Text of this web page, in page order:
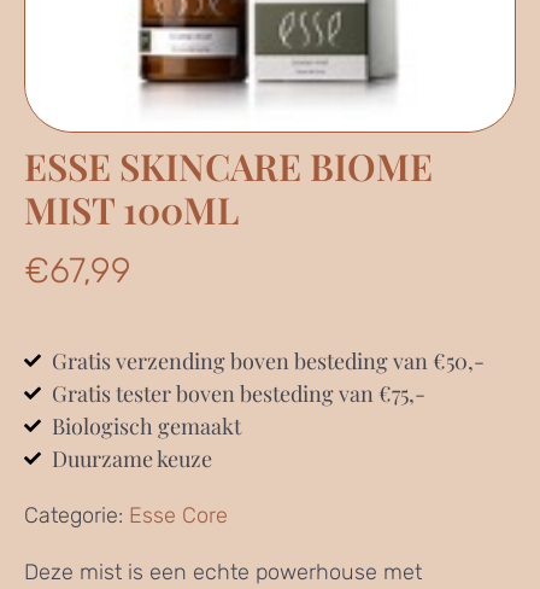
ESSE SKINCARE BIOME
MIST 100ML
€67,99
Gratis verzending boven besteding van €50,-
Gratis tester boven besteding van €75,-
Biologisch gemaakt
Duurzame keuze
Categorie: Esse Core
Deze mist is een echte powerhouse met